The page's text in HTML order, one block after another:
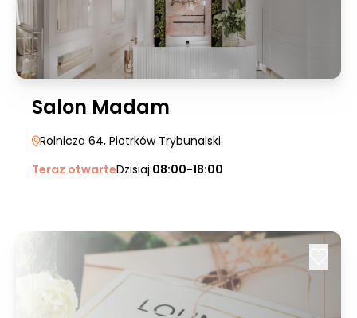
Salon Madam
Rolnicza 64, Piotrków Trybunalski
Teraz otwarteDzisiaj:08:00-18:00